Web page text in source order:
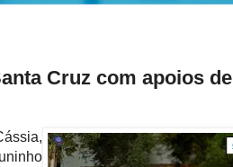
Cruz com apoios de